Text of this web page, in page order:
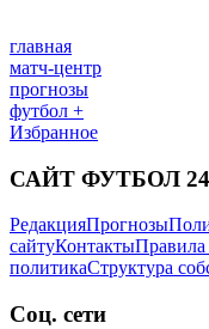
главная
матч-центр
прогнозы
футбол +
Избранное
САЙТ ФУТБОЛ 24
РедакцияПрогнозы
сайтуКонтактыПравила
политикаСтруктура
Соц. сети